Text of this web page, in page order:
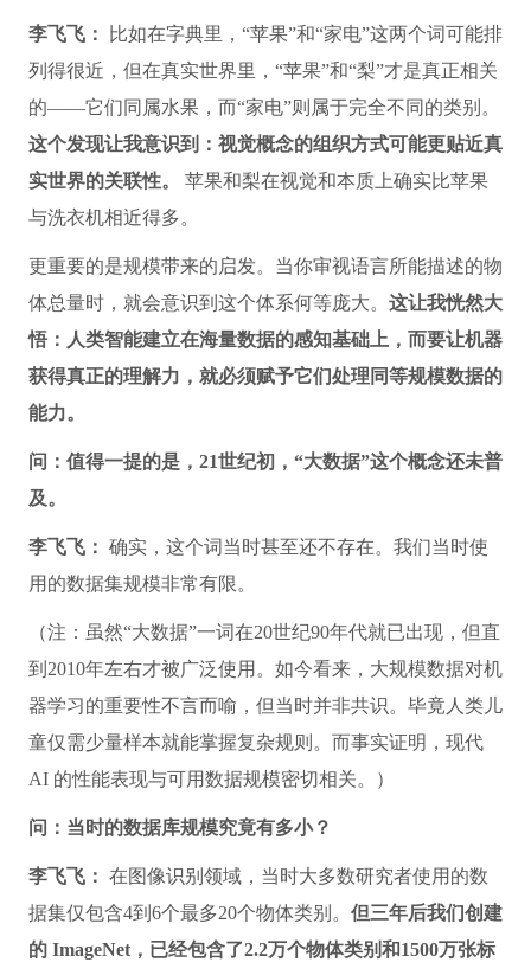
李飞飞：
比如在字典里，“苹果”和“家电”这两个词可能排
列得很近，但在真实世界里，“苹果”和“梨”才是真正相关
的——它们同属水果，而“家电”则属于完全不同的类别。
这个发现让我意识到：视觉概念的组织方式可能更贴近真
实世界的关联性。
苹果和梨在视觉和本质上确实比苹果
与洗衣机相近得多。
更重要的是规模带来的启发。当你审视语言所能描述的物
体总量时，就会意识到这个体系何等庞大。 这让我恍然大
悟：人类智能建立在海量数据的感知基础上，而要让机器
获得真正的理解力，就必须赋予它们处理同等规模数据的
能力。
问：值得一提的是，21世纪初，“大数据”这个概念还未普
及。
李飞飞： 确实，这个词当时甚至还不存在。我们当时使
用的数据集规模非常有限。
（注：虽然“大数据”一词在20世纪90年代就已出现，但直
到2010年左右才被广泛使用。如今看来，大规模数据对机
器学习的重要性不言而喻，但当时并非共识。毕竟人类儿
童仅需少量样本就能掌握复杂规则。而事实证明，现代
AI 的性能表现与可用数据规模密切相关。）
问：当时的数据库规模究竟有多小？
李飞飞： 在图像识别领域，当时大多数研究者使用的数
据集仅包含4到6个最多20个物体类别。 但三年后我们创建
的 ImageNet，已经包含了2.2万个物体类别和1500万张标